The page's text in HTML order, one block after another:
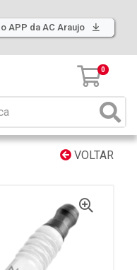
APP da AC Araujo
0
VOLTAR